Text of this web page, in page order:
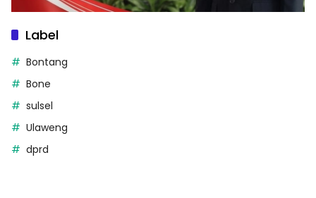
Label
Bontang
Bone
sulsel
Ulaweng
dprd